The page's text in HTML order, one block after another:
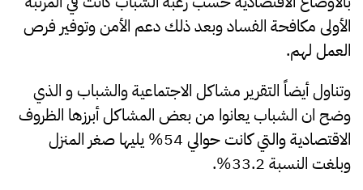
الأولى مكافحة الفساد وبعد ذلك دعم الأمن وتوفير فرص
العمل لهم.
وتناول أيضاً التقرير مشاكل الاجتماعية والشباب و الذي
وضح ان الشباب يعانوا من بعض المشاكل أبرزها الظروف
الاقتصادية والتي كانت حوالي 54% يليها صغر المنزل
وبلغت النسبة 33.2%.